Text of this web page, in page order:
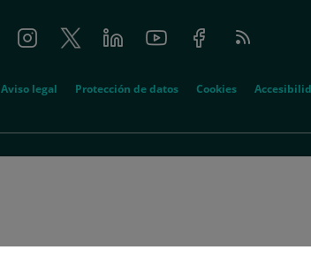
InstagramTwitter LinkedinYoutube FacebookFeed
RSS
Aviso legal Protección de datos Cookies